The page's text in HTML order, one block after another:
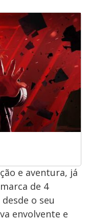
e aventura, já
de 4
o seu
envolvente e